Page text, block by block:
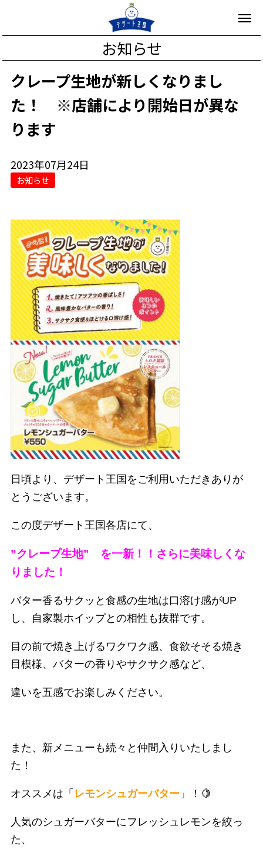
お知らせ
クレープ生地が新しくなりまし
た！ ※店舗により開始日が異な
ります
2023年07月24日
お知らせ
日頃より、デザート王国をご利用いただきありが
とうございます。
この度デザート王国各店にて、
”クレープ生地” を一新！！さらに美味しくな
りました！
バター香るサクッと食感の生地は口溶け感がUP
し、自家製ホイップとの相性も抜群です。
目の前で焼き上げるワクワク感、食欲そそる焼き
目模様、バターの香りやサクサク感など、
違いを五感でお楽しみください。
また、新メニューも続々と仲間入りいたしまし
た！
オススメは「 レモンシュガーバター」！🍋
人気のシュガーバターにフレッシュレモンを絞っ
た、